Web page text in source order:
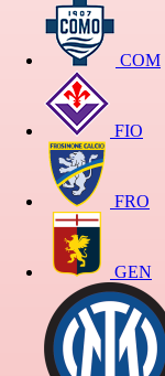
COM
FIO
FRO
GEN